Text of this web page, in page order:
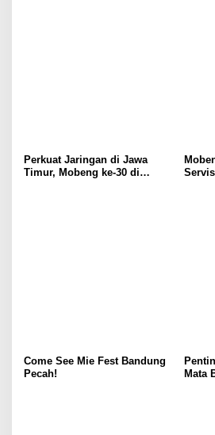
Perkuat Jaringan di Jawa
Timur, Mobeng ke-30 di
Come See Mie Fest Bandung
Pecah!
Mata